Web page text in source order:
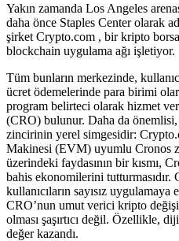
Yakın zamanda Los Angeles
daha önce Staples Center olarak
şirket Crypto.com , bir kripto
blockchain uygulama ağı işletiyor.
Tüm bunların merkezinde,
ücret ödemelerinde para birimi
program belirteci olarak hizmet
(CRO) bulunur. Daha da
zincirinin yerel simgesidir:
Makinesi (EVM) uyumlu Cronos
üzerindeki faydasının bir kısmı,
bahis ekonomilerini tutturmasıdır.
kullanıcıların sayısız
CRO’nun umut verici kripto
olması şaşırtıcı değil. Özellikle,
değer kazandı.